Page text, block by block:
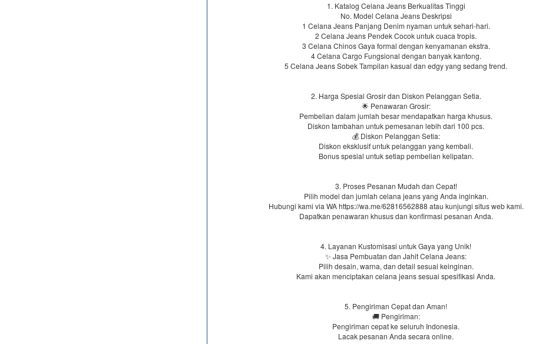
1. Katalog Celana Jeans Berkualitas Tinggi
No. Model Celana Jeans Deskripsi
1 Celana Jeans Panjang Denim nyaman untuk sehari-hari.
2 Celana Jeans Pendek Cocok untuk cuaca tropis.
3 Celana Chinos Gaya formal dengan kenyamanan ekstra.
4 Celana Cargo Fungsional dengan banyak kantong.
5 Celana Jeans Sobek Tampilan kasual dan edgy yang sedang trend.
2. Harga Spesial Grosir dan Diskon Pelanggan Setia.
🌟 Penawaran Grosir:
Pembelian dalam jumlah besar mendapatkan harga khusus.
Diskon tambahan untuk pemesanan lebih dari 100 pcs.
💰 Diskon Pelanggan Setia:
Diskon eksklusif untuk pelanggan yang kembali.
Bonus spesial untuk setiap pembelian kelipatan.
3. Proses Pesanan Mudah dan Cepat!
Pilih model dan jumlah celana jeans yang Anda inginkan.
Hubungi kami via WA https://wa.me/62816562888​ atau kunjungi situs web kami.
Dapatkan penawaran khusus dan konfirmasi pesanan Anda.
4. Layanan Kustomisasi untuk Gaya yang Unik!
✨ Jasa Pembuatan dan Jahit Celana Jeans:
Pilih desain, warna, dan detail sesuai keinginan.
Kami akan menciptakan celana jeans sesuai spesifikasi Anda.
5. Pengiriman Cepat dan Aman!
🚚 Pengiriman:
Pengiriman cepat ke seluruh Indonesia.
Lacak pesanan Anda secara online.